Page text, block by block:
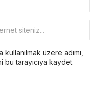
üzere adımı,
tarayıcıya kaydet.